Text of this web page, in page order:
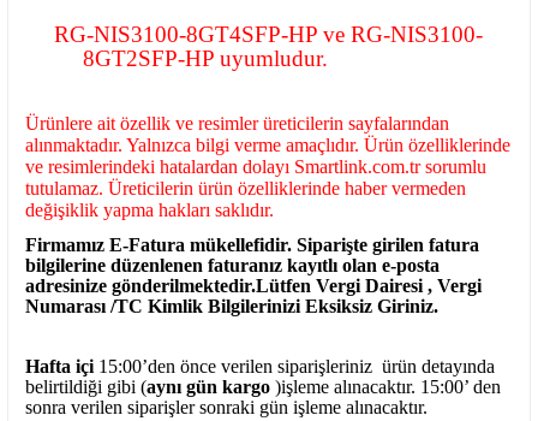
RG-NIS3100-8GT4SFP-HP ve RG-NIS3100-
8GT2SFP-HP uyumludur.
Ürünlere ait özellik ve resimler üreticilerin sayfalarından
alınmaktadır. Yalnızca bilgi verme amaçlıdır. Ürün özelliklerinde
ve resimlerindeki hatalardan dolayı Smartlink.com.tr sorumlu
tutulamaz. Üreticilerin ürün özelliklerinde haber vermeden
değişiklik yapma hakları saklıdır.
Firmamız E-Fatura mükellefidir. Siparişte girilen fatura
bilgilerine düzenlenen faturanız kayıtlı olan e-posta
adresinize gönderilmektedir.Lütfen Vergi Dairesi , Vergi
Numarası /TC Kimlik Bilgilerinizi Eksiksiz Giriniz.
Hafta içi 15:00’den önce verilen siparişleriniz ürün detayında
belirtildiği gibi (aynı gün kargo )işleme alınacaktır. 15:00’ den
sonra verilen siparişler sonraki gün işleme alınacaktır.